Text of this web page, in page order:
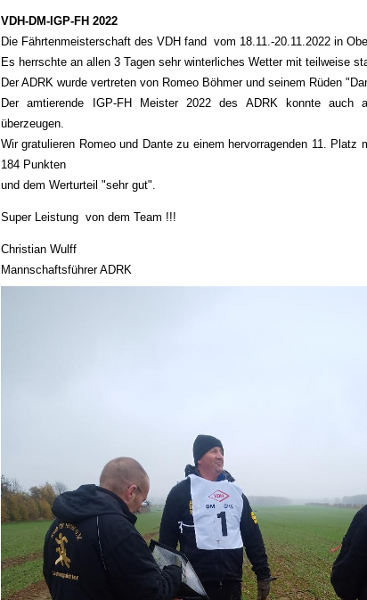
VDH-DM-IGP-FH 2022
Die Fährtenmeisterschaft des VDH fand vom 18.11.-20.11.2022 in
Es herrschte an allen 3 Tagen sehr winterliches Wetter mit teilweise
Der ADRK wurde vertreten von Romeo Böhmer und seinem Rüden
Der amtierende IGP-FH Meister 2022 des ADRK konnte auch
überzeugen.
Wir gratulieren Romeo und Dante zu einem hervorragenden 11. Platz
184 Punkten
und dem Werturteil "sehr gut".
Super Leistung von dem Team !!!
Christian Wulff
Mannschaftsführer ADRK